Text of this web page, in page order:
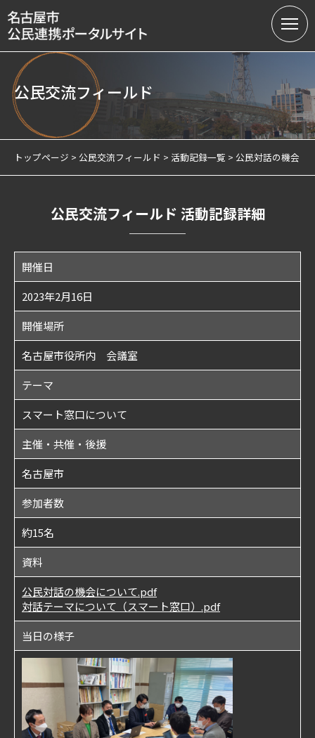
名古屋市の公民連携
提案募集中の課題（テーマ型）
提案受付（テーマ型・フリー型）
連携実績
サテライトオフィスについて
公民交流フィールド
トップページ 公民交流フィールド 活動記録一覧 公民対話の機会（
公民交流フィールド 活動記録詳細
開催日
2023年2月16日
開催場所
名古屋市役所内 会議室
テーマ
スマート窓口について
主催・共催・後援
名古屋市
参加者数
約15名
資料
公民対話の機会について.pdf
対話テーマについて（スマート窓口）.pdf
当日の様子